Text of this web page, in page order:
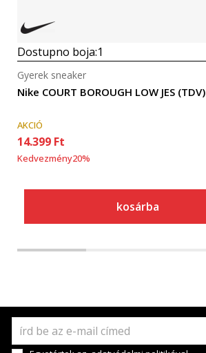
Dostupno boja:1
Nike COURT BOROUGH LOW JES (TDV)
Gyerek sneaker
AKCIÓ
14.399 Ft
Kedvezmény20%
kosárba